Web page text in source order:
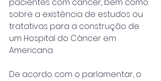
sobre a existência de estudos ou
tratativas para a construção de
um Hospital do Câncer em
Americana.
De acordo com o parlamentar, o